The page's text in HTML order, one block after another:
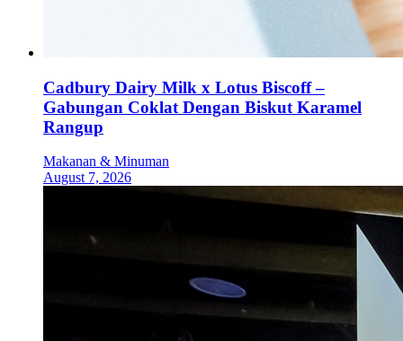
Cadbury Dairy Milk x Lotus Biscoff –
Gabungan Coklat Dengan Biskut Karamel
Rangup
Makanan & Minuman
August 7, 2026